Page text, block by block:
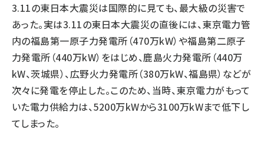
3.11の東日本大震災は国際的に見ても、最大級の災害で
あった。実は3.11の東日本大震災の直後には、東京電力管
内の福島第一原子力発電所（470万kW）や福島第二原子
力発電所（440万kW）をはじめ、鹿島火力発電所（440万
kW、茨城県）、広野火力発電所（380万kW、福島県）などが
次々に発電を停止した。このため、当時、東京電力がもって
いた電力供給力は、5200万kWから3100万kWまで低下し
てしまった。